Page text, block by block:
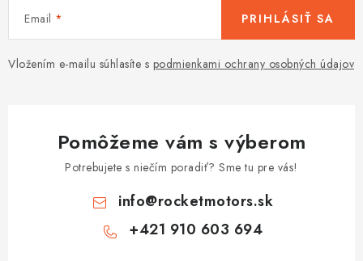
Email
Vložením e-mailu súhlasíte s podmienkami ochrany osobných údajov
PRIHLÁSIŤ SA
Pomôžeme vám s výberom
Potrebujete s niečím poradiť? Sme tu pre vás!
info@rocketmotors.sk
+421 910 603 694